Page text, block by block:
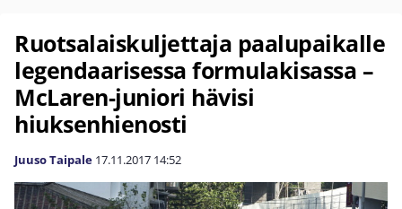
Ruotsalaiskuljettaja paalupaikalle
legendaarisessa formulakisassa –
McLaren-juniori hävisi
hiuksenhienosti
Juuso Taipale 17.11.2017 14:52